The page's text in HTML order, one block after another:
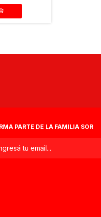
PARTE DE LA FAMILIA SOR